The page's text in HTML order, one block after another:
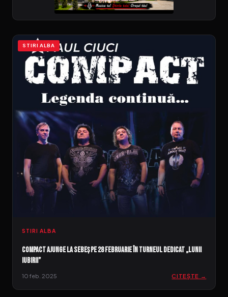
STIRI ALBA
STIRI ALBA
Compact ajunge la Sebeș pe 28 februarie în turneul dedicat „lunii
iubirii”
10 feb. 2025 CITEȘTE →